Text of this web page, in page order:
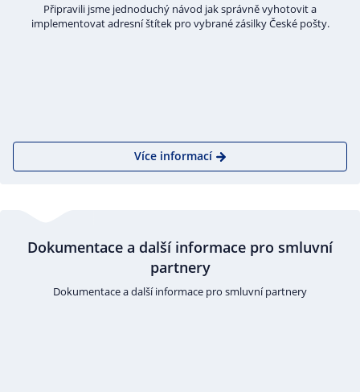
Připravili jsme jednoduchý návod jak správně vyhotovit a
implementovat adresní štítek pro vybrané zásilky České pošty.
Více informací
Dokumentace a další informace pro smluvní
partnery
Dokumentace a další informace pro smluvní partnery